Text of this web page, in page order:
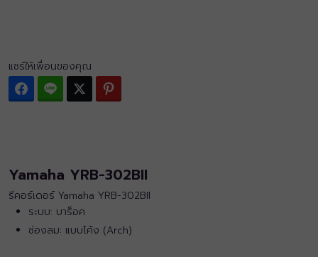
แชร์ให้เพื่อนของคุณ
Facebook
Line Twitter
Yamaha YRB-302BII
รีคอร์เดอร์ Yamaha YRB-302BII
ระบบ: บาร็อค
ช่องลม: แบบโค้ง (Arch)